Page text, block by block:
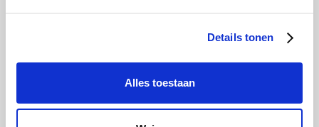
Details tonen
Alles toestaan
SupraBazar Shein Bergfreunde Smartwatchbanden